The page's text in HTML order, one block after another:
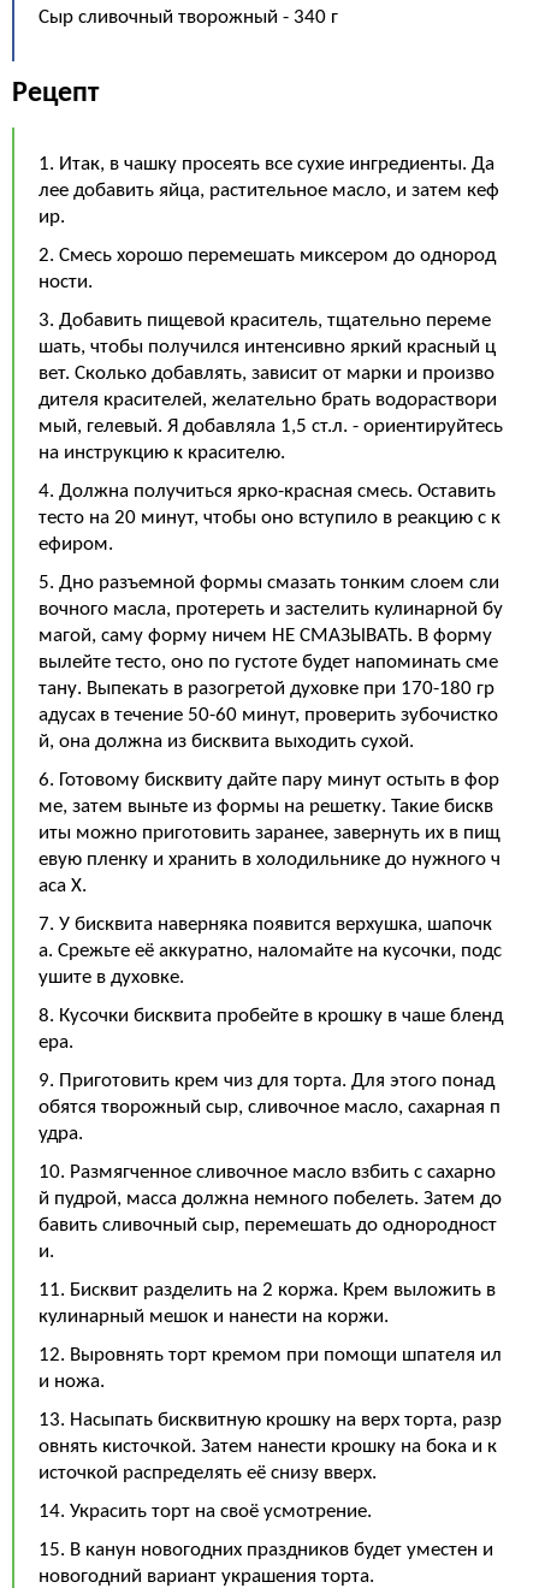
Сыр сливочный творожный - 340 г
Рецепт
1. Итак, в чашку просеять все сухие ингредиенты. Да
лее добавить яйца, растительное масло, и затем кеф
ир.
2. Смесь хорошо перемешать миксером до однород
ности.
3. Добавить пищевой краситель, тщательно переме
шать, чтобы получился интенсивно яркий красный ц
вет. Сколько добавлять, зависит от марки и произво
дителя красителей, желательно брать водораствори
мый, гелевый. Я добавляла 1,5 ст.л. - ориентируйтесь
на инструкцию к красителю.
4. Должна получиться ярко-красная смесь. Оставить
тесто на 20 минут, чтобы оно вступило в реакцию с к
ефиром.
5. Дно разъемной формы смазать тонким слоем сли
вочного масла, протереть и застелить кулинарной бу
магой, саму форму ничем НЕ СМАЗЫВАТЬ. В форму
вылейте тесто, оно по густоте будет напоминать сме
тану. Выпекать в разогретой духовке при 170-180 гр
адусах в течение 50-60 минут, проверить зубочистко
й, она должна из бисквита выходить сухой.
6. Готовому бисквиту дайте пару минут остыть в фор
ме, затем выньте из формы на решетку. Такие бискв
иты можно приготовить заранее, завернуть их в пищ
евую пленку и хранить в холодильнике до нужного ч
аса Х.
7. У бисквита наверняка появится верхушка, шапочк
а. Срежьте её аккуратно, наломайте на кусочки, подс
ушите в духовке.
8. Кусочки бисквита пробейте в крошку в чаше бленд
ера.
9. Приготовить крем чиз для торта. Для этого понад
обятся творожный сыр, сливочное масло, сахарная п
удра.
10. Размягченное сливочное масло взбить с сахарно
й пудрой, масса должна немного побелеть. Затем до
бавить сливочный сыр, перемешать до однородност
и.
11. Бисквит разделить на 2 коржа. Крем выложить в
кулинарный мешок и нанести на коржи.
12. Выровнять торт кремом при помощи шпателя ил
и ножа.
13. Насыпать бисквитную крошку на верх торта, разр
овнять кисточкой. Затем нанести крошку на бока и к
источкой распределять её снизу вверх.
14. Украсить торт на своё усмотрение.
15. В канун новогодних праздников будет уместен и
новогодний вариант украшения торта.